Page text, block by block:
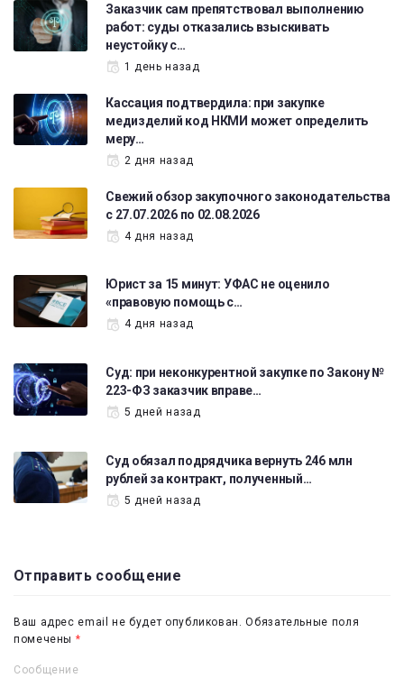
Заказчик сам препятствовал выполнению
работ: суды отказались взыскивать
неустойку с…
1 день назад
Кассация подтвердила: при закупке
медизделий код НКМИ может определить
меру…
2 дня назад
Свежий обзор закупочного законодательства
с 27.07.2026 по 02.08.2026
4 дня назад
Юрист за 15 минут: УФАС не оценило
«правовую помощь с…
4 дня назад
Суд: при неконкурентной закупке по Закону №
223-ФЗ заказчик вправе…
5 дней назад
Суд обязал подрядчика вернуть 246 млн
рублей за контракт, полученный…
5 дней назад
Отправить сообщение
Ваш адрес email не будет опубликован. Обязательные поля
помечены *
Сообщение